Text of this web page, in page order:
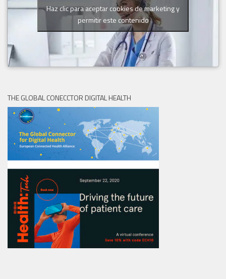
Haz clic para aceptar cookies de marketing y
permitir este contenido
THE GLOBAL CONECCTOR DIGITAL HEALTH